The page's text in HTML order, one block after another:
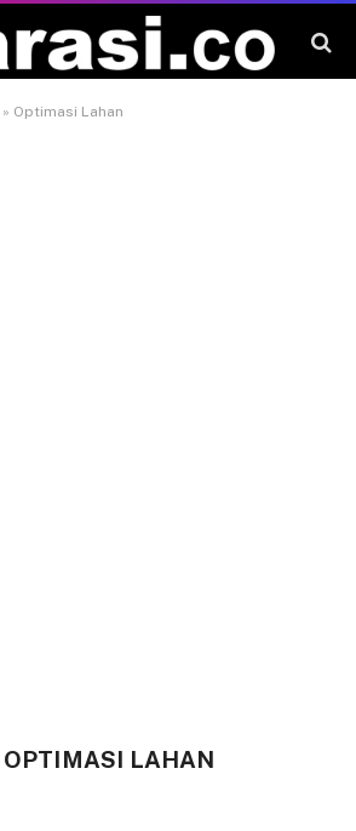
» Optimasi Lahan
OPTIMASI LAHAN